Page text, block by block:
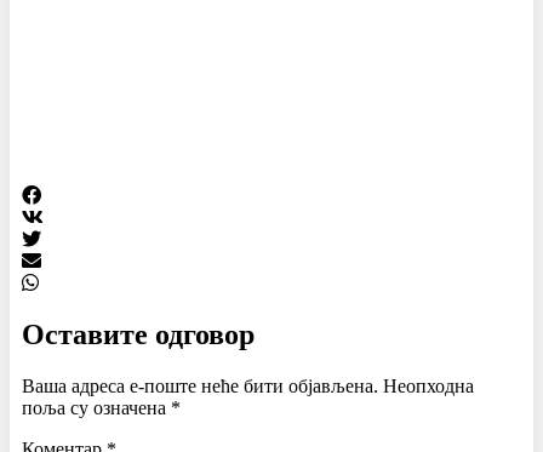
Оставите одговор
Ваша адреса е-поште неће бити објављена. Неопходна
поља су означена *